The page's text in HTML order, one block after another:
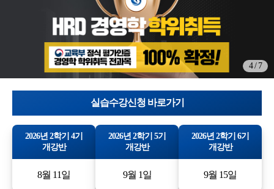
4 / 7
실습수강신청 바로가기
2026년 2학기 4기
개강반
8월 11일
2026년 2학기 5기
개강반
9월 1일
2026년 2학기 6기
개강반
9월 15일